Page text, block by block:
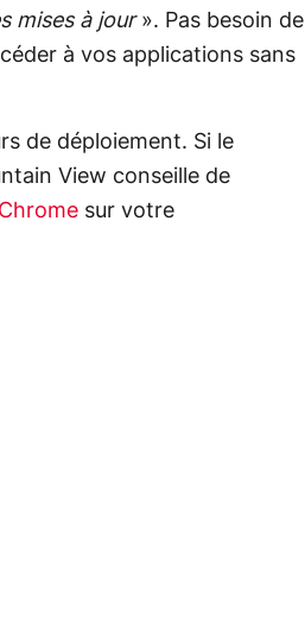
mises à jour ». Pas besoin de
à vos applications sans
de déploiement. Si le
View conseille de
Chrome sur votre